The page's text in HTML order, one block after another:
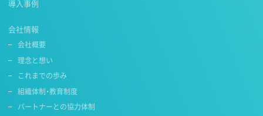
導入事例
会社情報
会社概要
理念と想い
これまでの歩み
組織体制・教育制度
パートナーとの協力体制